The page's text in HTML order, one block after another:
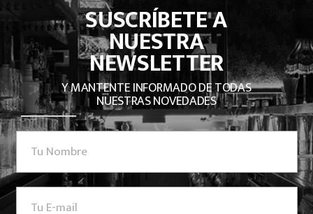
SUSCRÍBETE A
NUESTRA
NEWSLETTER
Y MANTENTE INFORMADO DE TODAS
NUESTRAS NOVEDADES